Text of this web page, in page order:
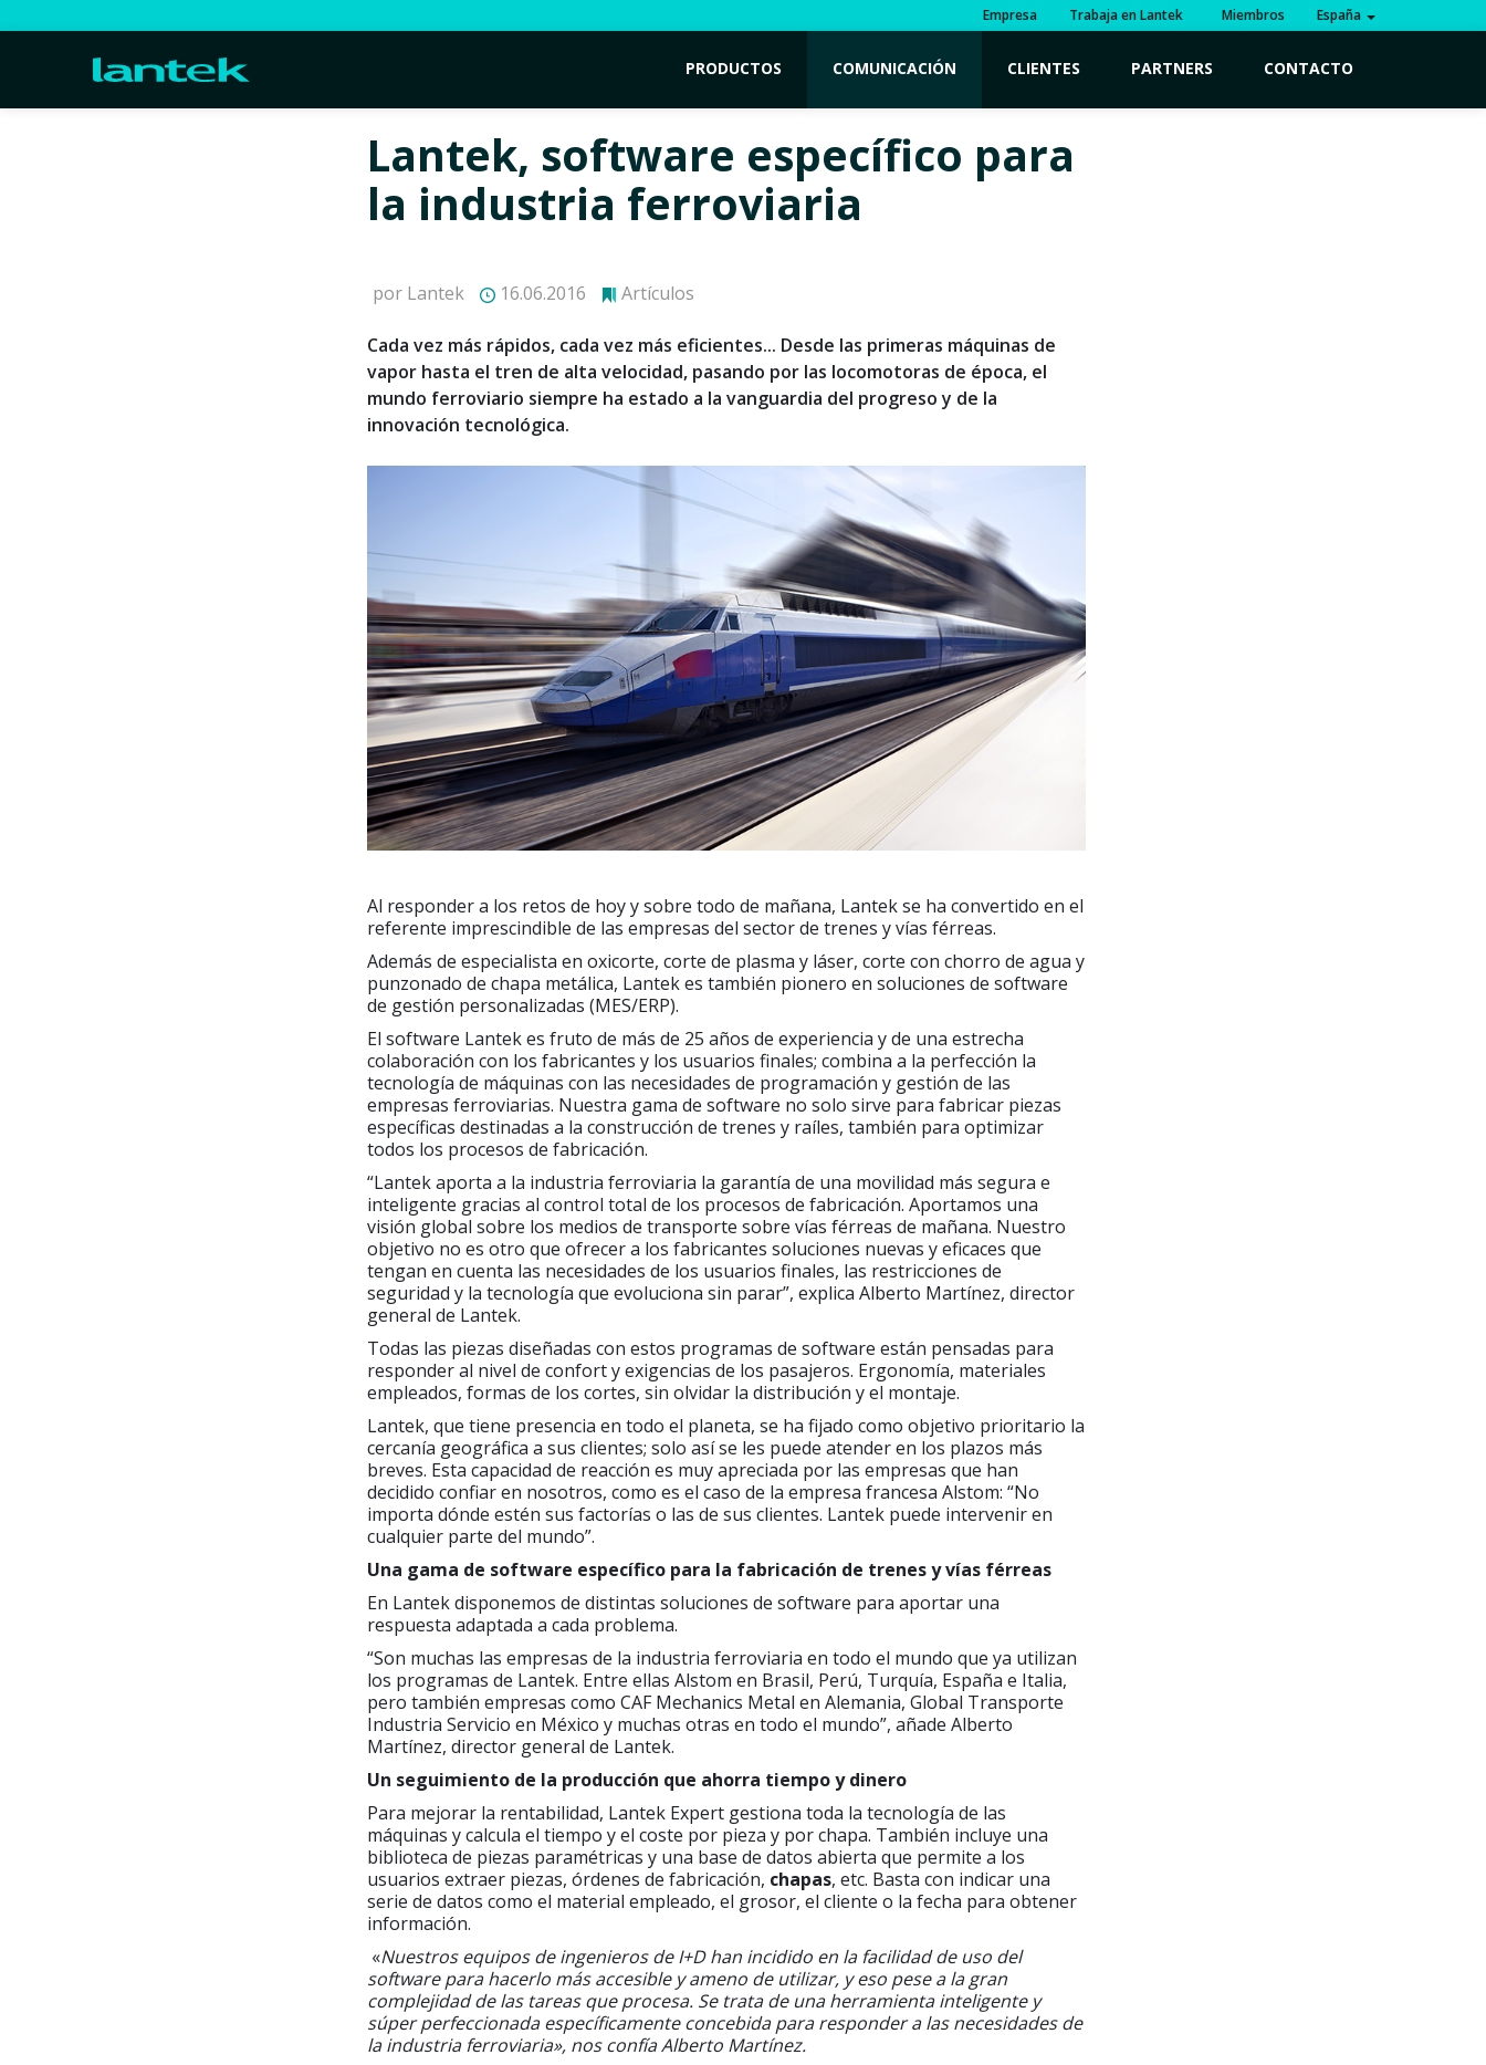
Empresa Trabaja en Lantek Miembros España
PRODUCTOS COMUNICACIÓN CLIENTES PARTNERS CONTACTO
Lantek, software específico para
la industria ferroviaria
por Lantek 16.06.2016 Artículos
Cada vez más rápidos, cada vez más eficientes... Desde las primeras máquinas de
vapor hasta el tren de alta velocidad, pasando por las locomotoras de época, el
mundo ferroviario siempre ha estado a la vanguardia del progreso y de la
innovación tecnológica.
Al responder a los retos de hoy y sobre todo de mañana, Lantek se ha convertido en el
referente imprescindible de las empresas del sector de trenes y vías férreas.
Además de especialista en oxicorte, corte de plasma y láser, corte con chorro de agua y
punzonado de chapa metálica, Lantek es también pionero en soluciones de software
de gestión personalizadas (MES/ERP).
El software Lantek es fruto de más de 25 años de experiencia y de una estrecha
colaboración con los fabricantes y los usuarios finales; combina a la perfección la
tecnología de máquinas con las necesidades de programación y gestión de las
empresas ferroviarias. Nuestra gama de software no solo sirve para fabricar piezas
específicas destinadas a la construcción de trenes y raíles, también para optimizar
todos los procesos de fabricación.
“Lantek aporta a la industria ferroviaria la garantía de una movilidad más segura e
inteligente gracias al control total de los procesos de fabricación. Aportamos una
visión global sobre los medios de transporte sobre vías férreas de mañana. Nuestro
objetivo no es otro que ofrecer a los fabricantes soluciones nuevas y eficaces que
tengan en cuenta las necesidades de los usuarios finales, las restricciones de
seguridad y la tecnología que evoluciona sin parar”, explica Alberto Martínez, director
general de Lantek.
Todas las piezas diseñadas con estos programas de software están pensadas para
responder al nivel de confort y exigencias de los pasajeros. Ergonomía, materiales
empleados, formas de los cortes, sin olvidar la distribución y el montaje.
Lantek, que tiene presencia en todo el planeta, se ha fijado como objetivo prioritario la
cercanía geográfica a sus clientes; solo así se les puede atender en los plazos más
breves. Esta capacidad de reacción es muy apreciada por las empresas que han
decidido confiar en nosotros, como es el caso de la empresa francesa Alstom: “No
importa dónde estén sus factorías o las de sus clientes. Lantek puede intervenir en
cualquier parte del mundo”.
Una gama de software específico para la fabricación de trenes y vías férreas
En Lantek disponemos de distintas soluciones de software para aportar una
respuesta adaptada a cada problema.
“Son muchas las empresas de la industria ferroviaria en todo el mundo que ya utilizan
los programas de Lantek. Entre ellas Alstom en Brasil, Perú, Turquía, España e Italia,
pero también empresas como CAF Mechanics Metal en Alemania, Global Transporte
Industria Servicio en México y muchas otras en todo el mundo”, añade Alberto
Martínez, director general de Lantek.
Un seguimiento de la producción que ahorra tiempo y dinero
Para mejorar la rentabilidad, Lantek Expert gestiona toda la tecnología de las
máquinas y calcula el tiempo y el coste por pieza y por chapa. También incluye una
biblioteca de piezas paramétricas y una base de datos abierta que permite a los
usuarios extraer piezas, órdenes de fabricación, chapas, etc. Basta con indicar una
serie de datos como el material empleado, el grosor, el cliente o la fecha para obtener
información.
«Nuestros equipos de ingenieros de I+D han incidido en la facilidad de uso del
software para hacerlo más accesible y ameno de utilizar, y eso pese a la gran
complejidad de las tareas que procesa. Se trata de una herramienta inteligente y
súper perfeccionada específicamente concebida para responder a las necesidades de
la industria ferroviaria», nos confía Alberto Martínez.